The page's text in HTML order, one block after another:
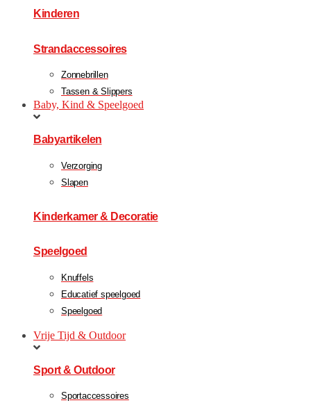
Kinderen
Strandaccessoires
Zonnebrillen
Tassen & Slippers
Baby, Kind & Speelgoed
Babyartikelen
Verzorging
Slapen
Kinderkamer & Decoratie
Speelgoed
Knuffels
Educatief speelgoed
Speelgoed
Vrije Tijd & Outdoor
Sport & Outdoor
Sportaccessoires